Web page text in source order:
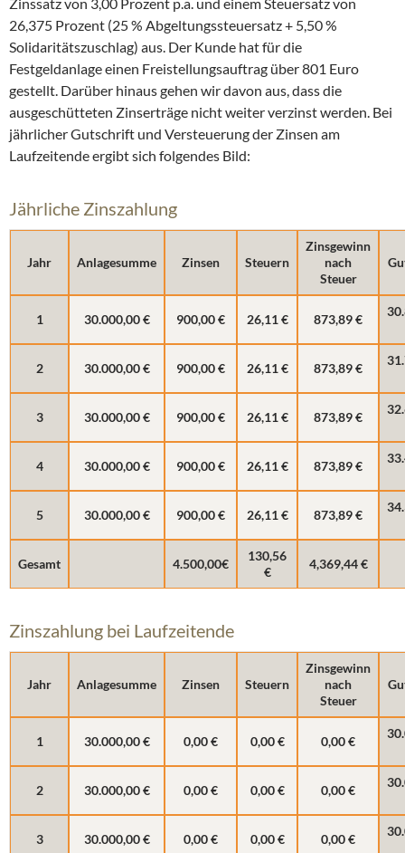
26,375 Prozent (25 % Abgeltungssteuersatz + 5,50 %
Solidaritätszuschlag) aus. Der Kunde hat für die
Festgeldanlage einen Freistellungsauftrag über 801 Euro
gestellt. Darüber hinaus gehen wir davon aus, dass die
ausgeschütteten Zinserträge nicht weiter verzinst werden. Bei
jährlicher Gutschrift und Versteuerung der Zinsen am
Laufzeitende ergibt sich folgendes Bild:
Jährliche Zinszahlung
Jahr Anlagesumme Zinsen Steuern
Zinsgewinn
nach
Steuer
1 30.000,00 € 900,00 € 26,11 € 873,89 €
2 30.000,00 € 900,00 € 26,11 € 873,89 €
3 30.000,00 € 900,00 € 26,11 € 873,89 €
4 30.000,00 € 900,00 € 26,11 € 873,89 €
5 30.000,00 € 900,00 € 26,11 € 873,89 €
Gesamt 4.500,00€
130,56
€
4,369,44 €
Zinszahlung bei Laufzeitende
Jahr Anlagesumme Zinsen Steuern
Zinsgewinn
nach
Steuer
1 30.000,00 € 0,00 € 0,00 € 0,00 €
2 30.000,00 € 0,00 € 0,00 € 0,00 €
3 30.000,00 € 0,00 € 0,00 € 0,00 €